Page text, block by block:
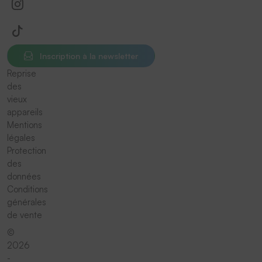
Inscription à la newsletter
Reprise
des
vieux
appareils
Mentions
légales
Protection
des
données
Conditions
générales
de vente
©
2026
-